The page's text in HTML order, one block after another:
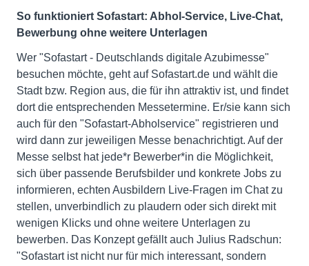
So funktioniert Sofastart: Abhol-Service, Live-Chat,
Bewerbung ohne weitere Unterlagen
Wer "Sofastart - Deutschlands digitale Azubimesse"
besuchen möchte, geht auf Sofastart.de und wählt die
Stadt bzw. Region aus, die für ihn attraktiv ist, und findet
dort die entsprechenden Messetermine. Er/sie kann sich
auch für den "Sofastart-Abholservice" registrieren und
wird dann zur jeweiligen Messe benachrichtigt. Auf der
Messe selbst hat jede*r Bewerber*in die Möglichkeit,
sich über passende Berufsbilder und konkrete Jobs zu
informieren, echten Ausbildern Live-Fragen im Chat zu
stellen, unverbindlich zu plaudern oder sich direkt mit
wenigen Klicks und ohne weitere Unterlagen zu
bewerben. Das Konzept gefällt auch Julius Radschun:
"Sofastart ist nicht nur für mich interessant, sondern